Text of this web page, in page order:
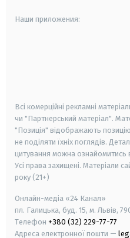
Наши приложения:
Всі комерційні рекламні
чи "Партнерський матеріал".
"Позиція" відображають
не поділяти їхніх поглядів.
цитування можна ознайомитись
Усі права захищені. Матеріали
року (21+)
Онлайн-медіа «24 Канал»
пл. Галицька, буд. 15, м. Львів,
Телефон +380 (32) 229-77-77
Адреса електронної пошти —